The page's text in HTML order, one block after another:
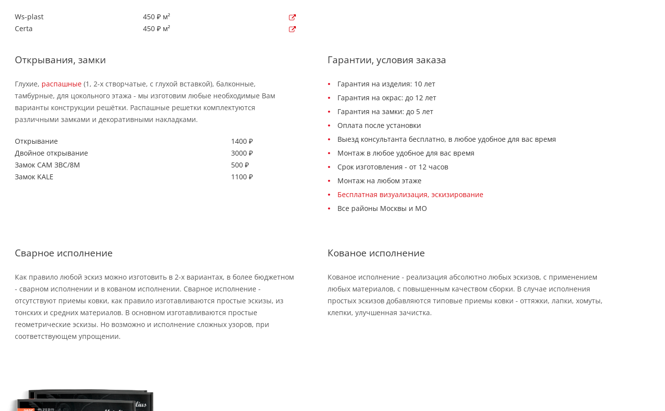
Ws-plast
450 ₽ м²
Certa
450 ₽ м²
Открывания, замки
Глухие, распашные (1, 2-х створчатые, с глухой вставкой), балконные,
тамбурные, для цокольного этажа - мы изготовим любые необходимые Вам
варианты конструкции решётки. Распашные решетки комплектуются
различными замками и декоративными накладками.
Открывание
1400 ₽
Двойное открывание
3000 ₽
Замок САМ ЗВС/8М
500 ₽
Замок KALE
1100 ₽
Гарантии, условия заказа
Гарантия на изделия: 10 лет
Гарантия на окрас: до 12 лет
Гарантия на замки: до 5 лет
Оплата после установки
Выезд консультанта бесплатно, в любое удобное для вас время
Монтаж в любое удобное для вас время
Срок изготовления - от 12 часов
Монтаж на любом этаже
Бесплатная визуализация, эскизирование
Все районы Москвы и МО
Сварное исполнение
Как правило любой эскиз можно изготовить в 2-х вариантах, в более бюджетном
- сварном исполнении и в кованом исполнении. Сварное исполнение -
отсутствуют приемы ковки, как правило изготавливаются простые эскизы, из
тонских и средних материалов. В основном изготавливаются простые
геометрические эскизы. Но возможно и исполнение сложных узоров, при
соответствующем упрощении.
Кованое исполнение
Кованое исполнение - реализация абсолютно любых эскизов, с применением
любых материалов, с повышенным качеством сборки. В случае исполнения
простых эскизов добавляются типовые приемы ковки - оттяжки, лапки, хомуты,
клепки, улучшенная зачистка.